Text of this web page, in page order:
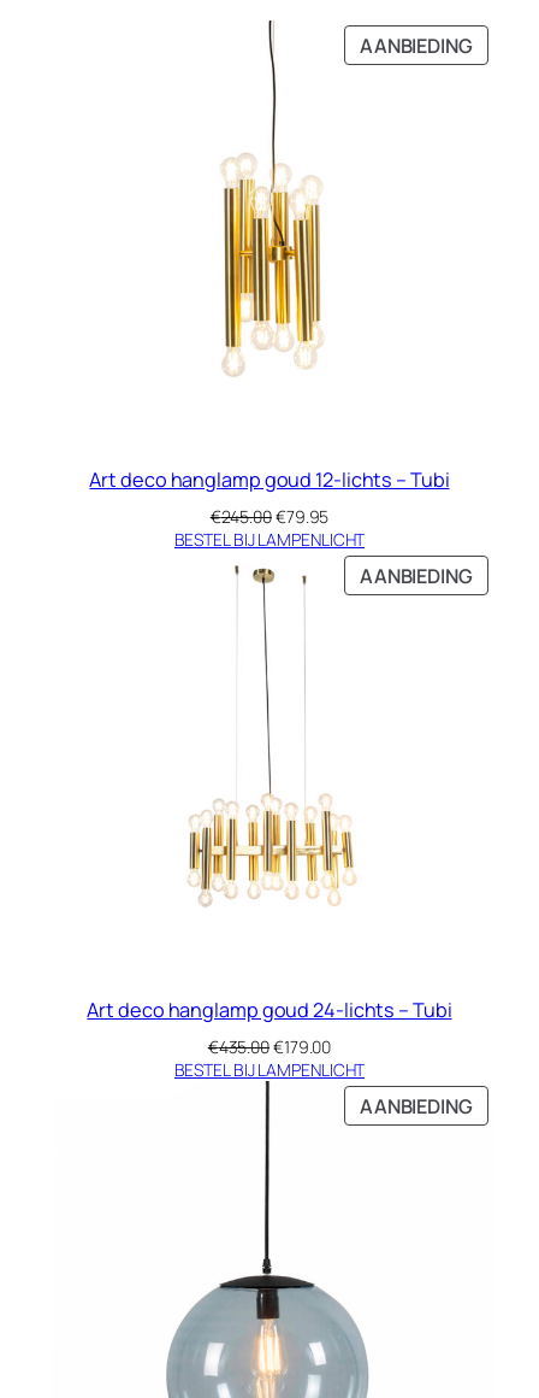
AANBIEDING
IN
Art deco hanglamp goud 12-lichts – Tubi
€245.00Oorspronkelijke
prijs
€245.00.
€79.95Huidige
prijs
is:
€79.95.
BESTEL BIJ LAMPENLICHT
AANBIEDING
IN
Art deco hanglamp goud 24-lichts – Tubi
€435.00Oorspronkelijke
prijs
€179.00Huidige
prijs
is:
€179.00.
BESTEL BIJ LAMPENLICHT
AANBIEDING
IN